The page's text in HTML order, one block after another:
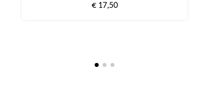
€ 17,50